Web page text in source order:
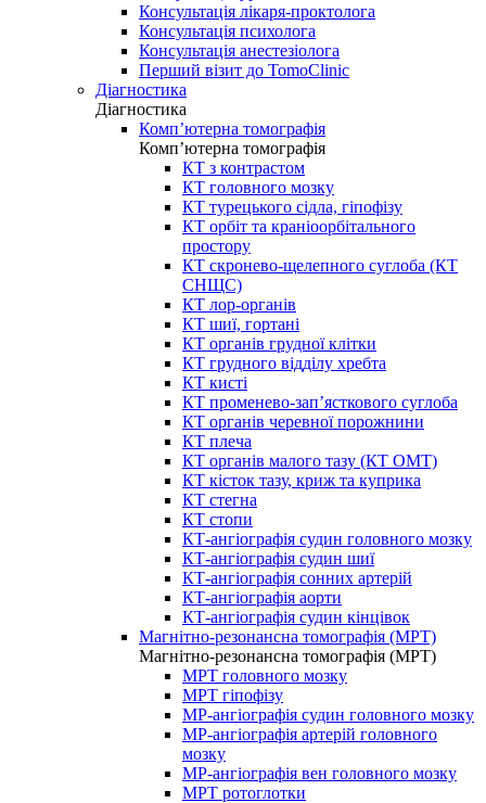
Консультація лікаря-проктолога
Консультація психолога
Консультація анестезіолога
Перший візит до TomoClinic
Діагностика
Діагностика
Комп’ютерна томографія
Комп’ютерна томографія
КТ з контрастом
КТ головного мозку
КТ турецького сідла, гіпофізу
КТ орбіт та краніоорбітального
простору
КТ скронево-щелепного суглоба (КТ
СНЩС)
КТ лор-органів
КТ шиї, гортані
КТ органів грудної клітки
КТ грудного відділу хребта
КТ кисті
КТ променево-зап’ясткового суглоба
КТ органів черевної порожнини
КТ плеча
КТ органів малого тазу (КТ ОМТ)
КТ кісток тазу, криж та куприка
КТ стегна
КТ стопи
КТ-ангіографія судин головного мозку
КТ-ангіографія судин шиї
КТ-ангіографія сонних артерій
КТ-ангіографія аорти
КТ-ангіографія судин кінцівок
Магнітно-резонансна томографія (МРТ)
Магнітно-резонансна томографія (МРТ)
МРТ головного мозку
МРТ гіпофізу
МР-ангіографія судин головного мозку
МР-ангіографія артерій головного
мозку
МР-ангіографія вен головного мозку
МРТ ротоглотки